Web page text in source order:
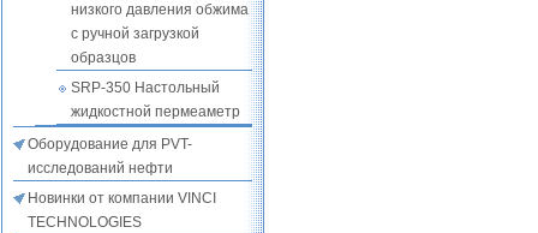
низкого давления обжима
с ручной загрузкой
образцов
SRP-350 Настольный
жидкостной пермеаметр
Оборудование для PVT-
исследований нефти
Новинки от компании VINCI
TECHNOLOGIES